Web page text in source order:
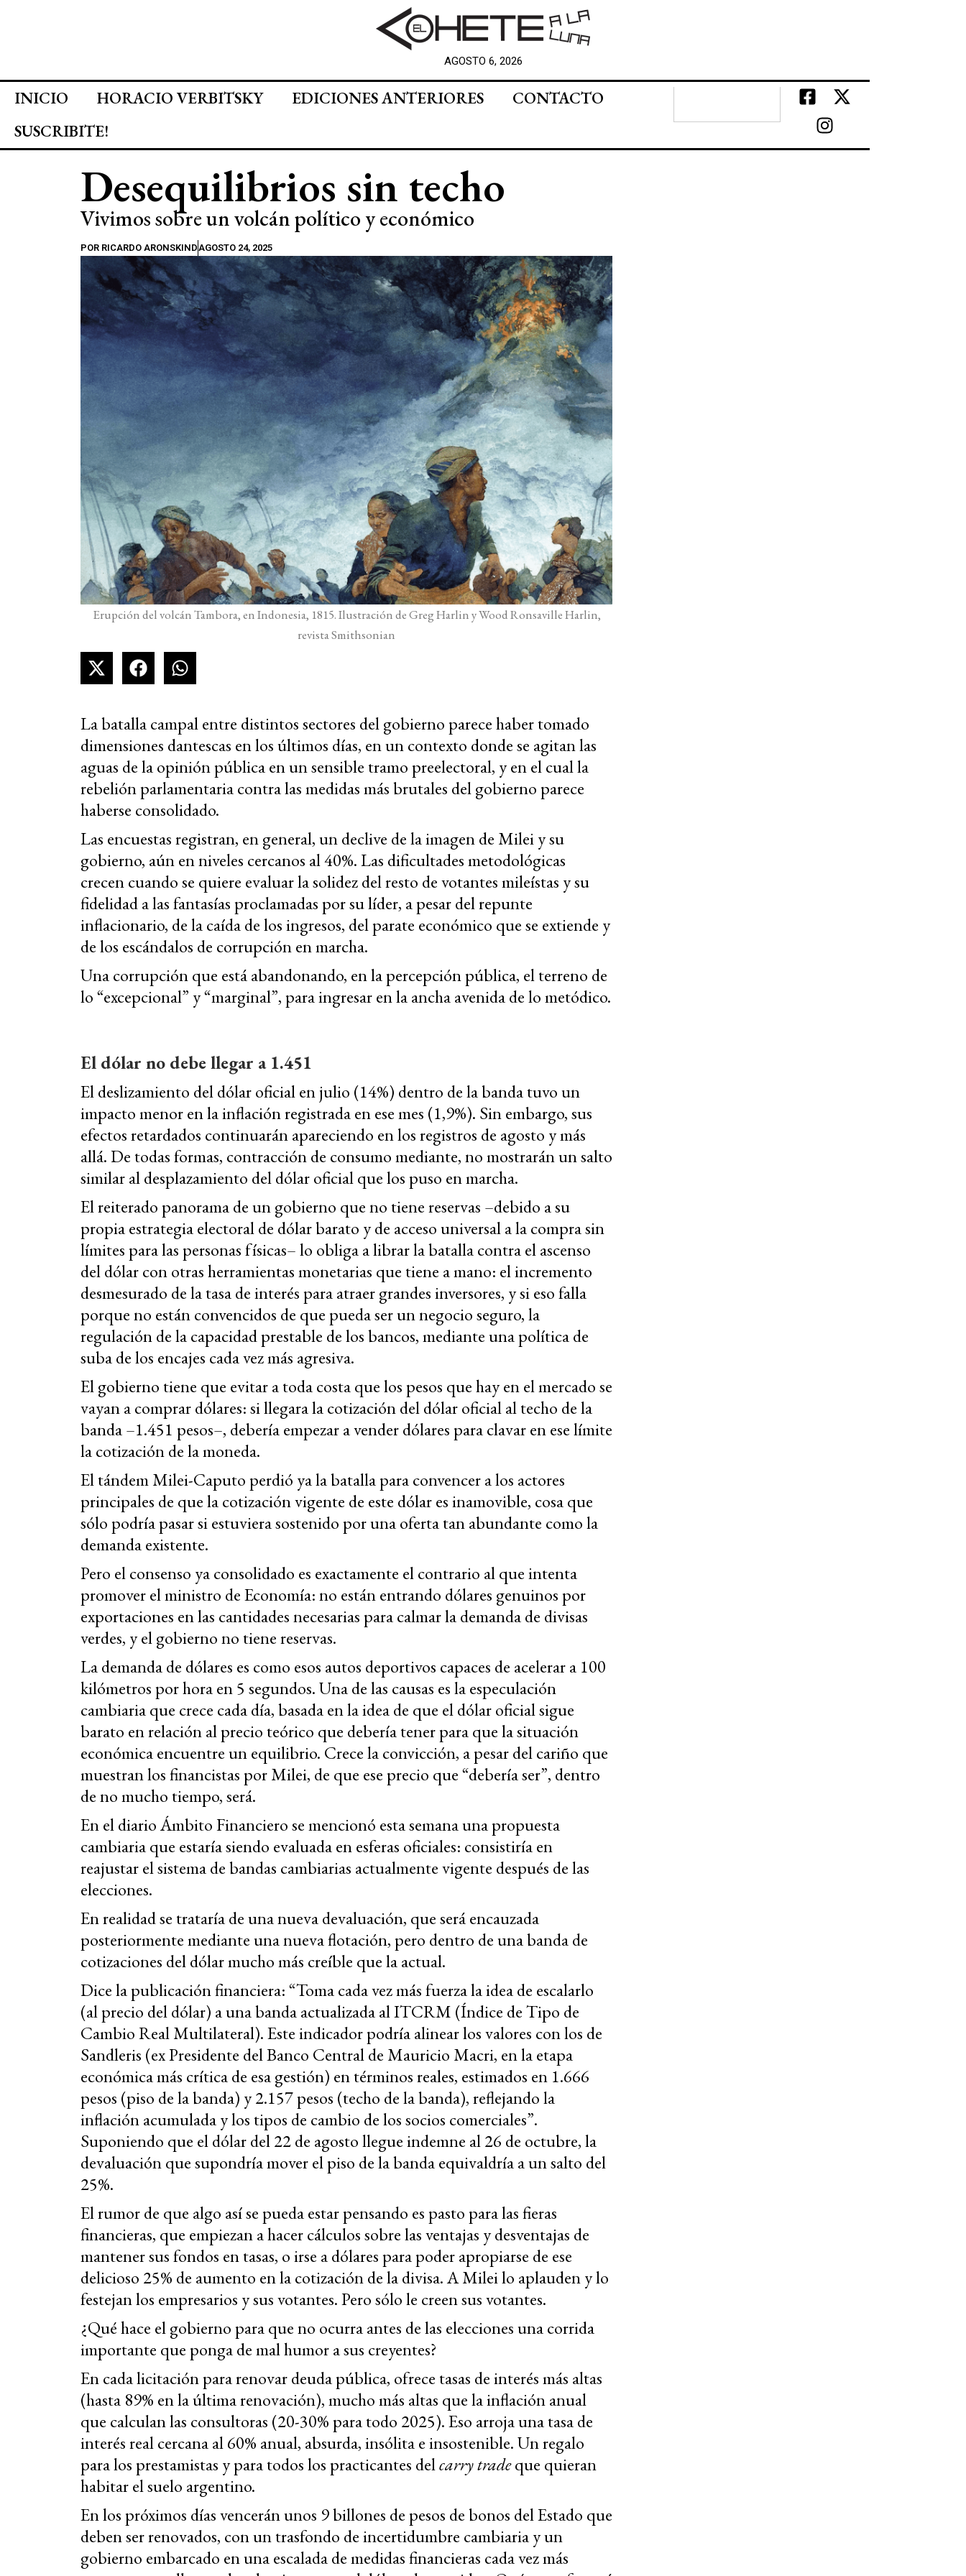
AGOSTO 6, 2026
INICIO HORACIO VERBITSKY EDICIONES ANTERIORES
CONTACTO
SUSCRIBITE!
Desequilibrios sin techo
Vivimos sobre un volcán político y económico
POR RICARDO ARONSKINDAGOSTO 24, 2025
Erupción del volcán Tambora, en Indonesia, 1815. Ilustración de Greg Harlin y Wood Ronsaville Harlin,
revista Smithsonian
La batalla campal entre distintos sectores del gobierno parece haber tomado
dimensiones dantescas en los últimos días, en un contexto donde se agitan las
aguas de la opinión pública en un sensible tramo preelectoral, y en el cual la
rebelión parlamentaria contra las medidas más brutales del gobierno parece
haberse consolidado.
Las encuestas registran, en general, un declive de la imagen de Milei y su
gobierno, aún en niveles cercanos al 40%. Las dificultades metodológicas
crecen cuando se quiere evaluar la solidez del resto de votantes mileístas y su
fidelidad a las fantasías proclamadas por su líder, a pesar del repunte
inflacionario, de la caída de los ingresos, del parate económico que se extiende y
de los escándalos de corrupción en marcha.
Una corrupción que está abandonando, en la percepción pública, el terreno de
lo “excepcional” y “marginal”, para ingresar en la ancha avenida de lo metódico.
El dólar no debe llegar a 1.451
El deslizamiento del dólar oficial en julio (14%) dentro de la banda tuvo un
impacto menor en la inflación registrada en ese mes (1,9%). Sin embargo, sus
efectos retardados continuarán apareciendo en los registros de agosto y más
allá. De todas formas, contracción de consumo mediante, no mostrarán un salto
similar al desplazamiento del dólar oficial que los puso en marcha.
El reiterado panorama de un gobierno que no tiene reservas –debido a su
propia estrategia electoral de dólar barato y de acceso universal a la compra sin
límites para las personas físicas– lo obliga a librar la batalla contra el ascenso
del dólar con otras herramientas monetarias que tiene a mano: el incremento
desmesurado de la tasa de interés para atraer grandes inversores, y si eso falla
porque no están convencidos de que pueda ser un negocio seguro, la
regulación de la capacidad prestable de los bancos, mediante una política de
suba de los encajes cada vez más agresiva.
El gobierno tiene que evitar a toda costa que los pesos que hay en el mercado se
vayan a comprar dólares: si llegara la cotización del dólar oficial al techo de la
banda –1.451 pesos–, debería empezar a vender dólares para clavar en ese límite
la cotización de la moneda.
El tándem Milei-Caputo perdió ya la batalla para convencer a los actores
principales de que la cotización vigente de este dólar es inamovible, cosa que
sólo podría pasar si estuviera sostenido por una oferta tan abundante como la
demanda existente.
Pero el consenso ya consolidado es exactamente el contrario al que intenta
promover el ministro de Economía: no están entrando dólares genuinos por
exportaciones en las cantidades necesarias para calmar la demanda de divisas
verdes, y el gobierno no tiene reservas.
La demanda de dólares es como esos autos deportivos capaces de acelerar a 100
kilómetros por hora en 5 segundos. Una de las causas es la especulación
cambiaria que crece cada día, basada en la idea de que el dólar oficial sigue
barato en relación al precio teórico que debería tener para que la situación
económica encuentre un equilibrio. Crece la convicción, a pesar del cariño que
muestran los financistas por Milei, de que ese precio que “debería ser”, dentro
de no mucho tiempo, será.
En el diario Ámbito Financiero se mencionó esta semana una propuesta
cambiaria que estaría siendo evaluada en esferas oficiales: consistiría en
reajustar el sistema de bandas cambiarias actualmente vigente después de las
elecciones.
En realidad se trataría de una nueva devaluación, que será encauzada
posteriormente mediante una nueva flotación, pero dentro de una banda de
cotizaciones del dólar mucho más creíble que la actual.
Dice la publicación financiera: “Toma cada vez más fuerza la idea de escalarlo
(al precio del dólar) a una banda actualizada al ITCRM (Índice de Tipo de
Cambio Real Multilateral). Este indicador podría alinear los valores con los de
Sandleris (ex Presidente del Banco Central de Mauricio Macri, en la etapa
económica más crítica de esa gestión) en términos reales, estimados en 1.666
pesos (piso de la banda) y 2.157 pesos (techo de la banda), reflejando la
inflación acumulada y los tipos de cambio de los socios comerciales”.
Suponiendo que el dólar del 22 de agosto llegue indemne al 26 de octubre, la
devaluación que supondría mover el piso de la banda equivaldría a un salto del
25%.
El rumor de que algo así se pueda estar pensando es pasto para las fieras
financieras, que empiezan a hacer cálculos sobre las ventajas y desventajas de
mantener sus fondos en tasas, o irse a dólares para poder apropiarse de ese
delicioso 25% de aumento en la cotización de la divisa. A Milei lo aplauden y lo
festejan los empresarios y sus votantes. Pero sólo le creen sus votantes.
¿Qué hace el gobierno para que no ocurra antes de las elecciones una corrida
importante que ponga de mal humor a sus creyentes?
En cada licitación para renovar deuda pública, ofrece tasas de interés más altas
(hasta 89% en la última renovación), mucho más altas que la inflación anual
que calculan las consultoras (20-30% para todo 2025). Eso arroja una tasa de
interés real cercana al 60% anual, absurda, insólita e insostenible. Un regalo
para los prestamistas y para todos los practicantes delcarry tradeque quieran
habitar el suelo argentino.
En los próximos días vencerán unos 9 billones de pesos de bonos del Estado que
deben ser renovados, con un trasfondo de incertidumbre cambiaria y un
gobierno embarcado en una escalada de medidas financieras cada vez más